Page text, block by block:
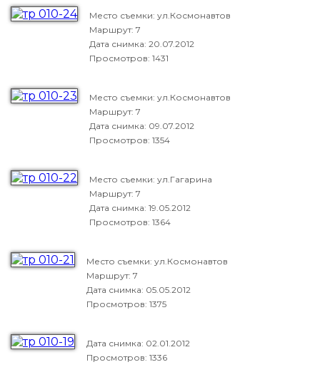
Место съемки: ул.Космонавтов
Маршрут: 7
Дата снимка: 20.07.2012
Просмотров: 1431
Место съемки: ул.Космонавтов
Маршрут: 7
Дата снимка: 09.07.2012
Просмотров: 1354
Место съемки: ул.Гагарина
Маршрут: 7
Дата снимка: 19.05.2012
Просмотров: 1364
Место съемки: ул.Космонавтов
Маршрут: 7
Дата снимка: 05.05.2012
Просмотров: 1375
Дата снимка: 02.01.2012
Просмотров: 1336